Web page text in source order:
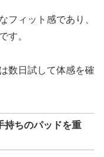
フィット感であり、
す。
数日試して体感を確
持ちのパッドを重